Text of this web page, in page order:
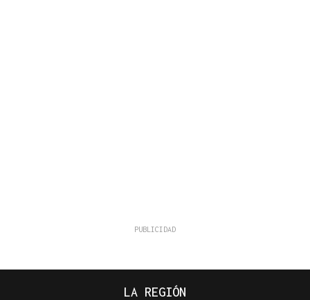
LA REGIÓN